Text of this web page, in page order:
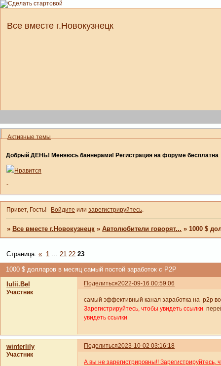
Все вместе г.Новокузнецк
Активные темы
Добрый ДЕНЬ! Меняюсь баннерами! Регистрация на форуме бесплатна
Нравится
-
Привет, Гость! Войдите или зарегистрируйтесь.
»Все вместе г.Новокузнецк »Автолюбители говорят... » 1000 $
1000 $ долларов в месяц самый постой заработок с P2P
Страница:« 1 … 21 22 23
Поделиться2022-09-16 00:59:06
Iulii.Bel
Участник
самый эффективный канал заработка на p2p
Зарегистрируйтесь, чтобы увидеть ссылки
увидеть ссылки
Поделиться2023-10-02 03:16:18
winterlily
Участник
А вы не зарегистрировны!! Зарегистрируйтесь,